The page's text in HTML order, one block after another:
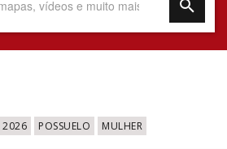
2026 POSSUELO MULHER